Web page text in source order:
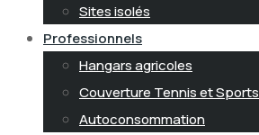
Sites isolés
Professionnels
Hangars agricoles
Couverture Tennis et Sports
Autoconsommation